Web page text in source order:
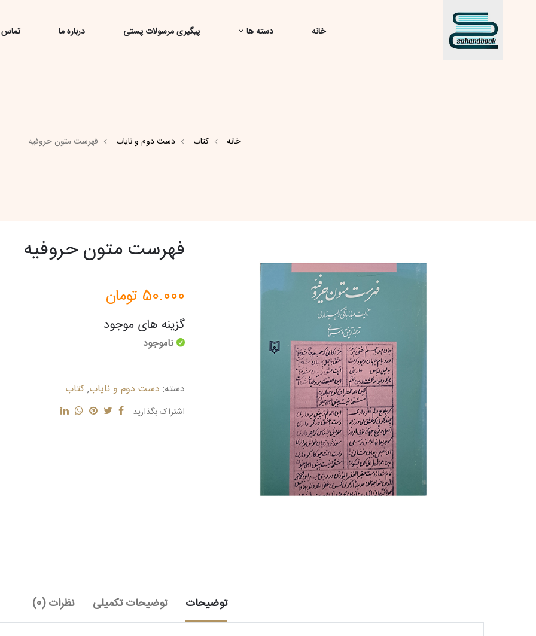
خانه دسته ها پیگیری مرسولات پستی درباره ما تماس
خانه کتاب دست دوم و نایاب فهرست متون حروفیه
فهرست متون حروفیه
50.000 تومان
گزینه های موجود
ناموجود
دسته: دست دوم و نایاب,کتاب
اشتراک بگذارید
توضیحات توضیحات تکمیلی نظرات (0)